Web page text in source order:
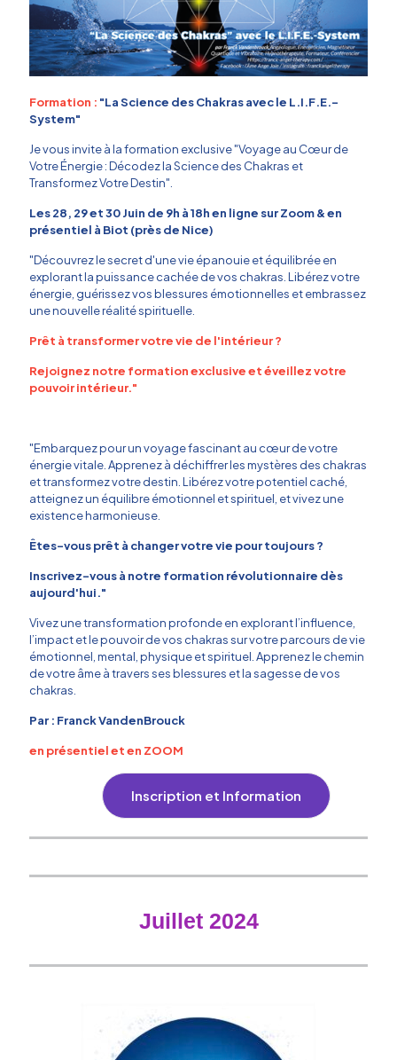
Formation : "La Science des Chakras avec le L.I.F.E.-
System"
Je vous invite à la formation exclusive "Voyage au Cœur de
Votre Énergie : Décodez la Science des Chakras et
Transformez Votre Destin".
Les 28, 29 et 30 Juin de 9h à 18h en ligne sur Zoom & en
présentiel à Biot (près de Nice)
"Découvrez le secret d'une vie épanouie et équilibrée en
explorant la puissance cachée de vos chakras. Libérez votre
énergie, guérissez vos blessures émotionnelles et embrassez
une nouvelle réalité spirituelle.
Prêt à transformer votre vie de l'intérieur ?
Rejoignez notre formation exclusive et éveillez votre
pouvoir intérieur."
"Embarquez pour un voyage fascinant au cœur de votre
énergie vitale. Apprenez à déchiffrer les mystères des chakras
et transformez votre destin. Libérez votre potentiel caché,
atteignez un équilibre émotionnel et spirituel, et vivez une
existence harmonieuse.
Êtes-vous prêt à changer votre vie pour toujours ?
Inscrivez-vous à notre formation révolutionnaire dès
aujourd'hui."
Vivez une transformation profonde en explorant l’influence,
l’impact et le pouvoir de vos chakras sur votre parcours de vie
émotionnel, mental, physique et spirituel. Apprenez le chemin
de votre âme à travers ses blessures et la sagesse de vos
chakras.
Par : Franck VandenBrouck
en présentiel et en ZOOM
Inscription et Information
Juillet 2024